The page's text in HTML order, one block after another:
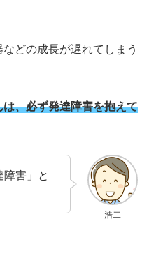
どの成長が遅れてしまう
、必ず発達障害を抱えて
浩二
障害」と